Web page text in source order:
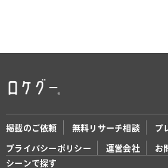
掲載のご依頼 無料リサーチ相談 プ
プライバシーポリシー 運営会社
お
シーンで探す